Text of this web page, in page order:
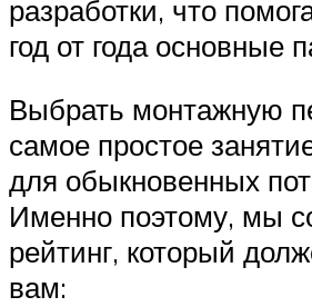
разработки, что
год от года основные
Выбрать монтажную
самое простое
для обыкновенных
Именно поэтому, мы
рейтинг, который
вам: